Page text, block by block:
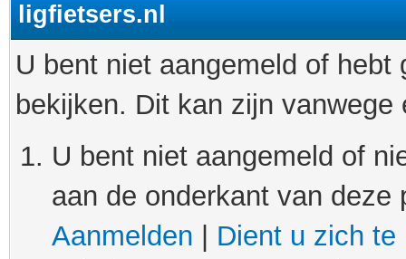
ligfietsers.nl
U bent niet aangemeld of
bekijken. Dit kan zijn
U bent niet aangemeld of
aan de onderkant van
Aanmelden
Dient u zich te